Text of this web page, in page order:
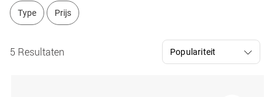
Type Prijs
5 Resultaten